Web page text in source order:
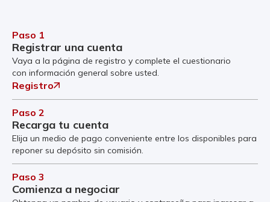
Paso 1
Registrar una cuenta
Vaya a la página de registro y complete el cuestionario
con información general sobre usted.
Registro
Paso 2
Recarga tu cuenta
Elija un medio de pago conveniente entre los disponibles para
reponer su depósito sin comisión.
Paso 3
Comienza a negociar